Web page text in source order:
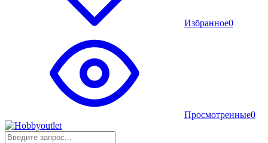
Избранное0
Просмотренные0